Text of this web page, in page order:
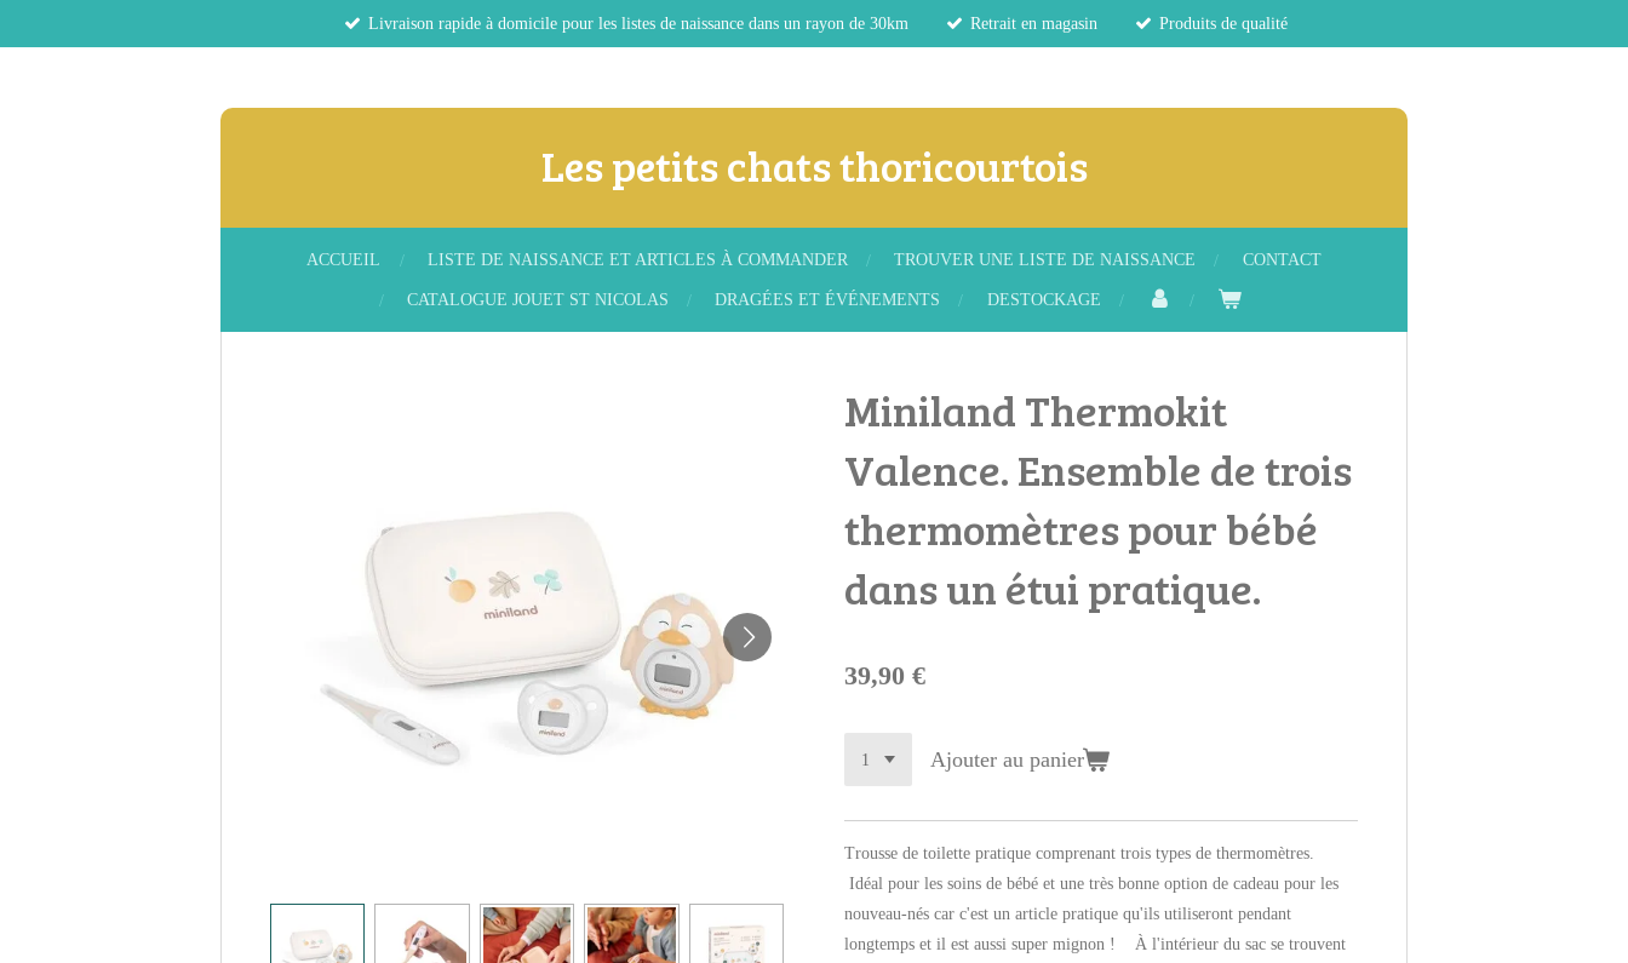
Livraison rapide à domicile pour les listes de naissance dans un rayon de 30km Retrait en magasin Produits de qualité
Les petits chats thoricourtois
ACCUEIL LISTE DE NAISSANCE ET ARTICLES À COMMANDER TROUVER UNE LISTE DE NAISSANCE CONTACT
CATALOGUE JOUET ST NICOLAS DRAGÉES ET ÉVÉNEMENTS DESTOCKAGE
Miniland Thermokit
Valence. Ensemble de trois
thermomètres pour bébé
dans un étui pratique.
39,90 €
Ajouter au panier
Trousse de toilette pratique comprenant trois types de thermomètres.
Idéal pour les soins de bébé et une très bonne option de cadeau pour les
nouveau-nés car c'est un article pratique qu'ils utiliseront pendant
longtemps et il est aussi super mignon ! À l'intérieur du sac se trouvent